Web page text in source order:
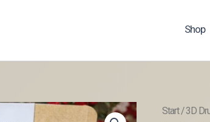
Shop
Start/3D